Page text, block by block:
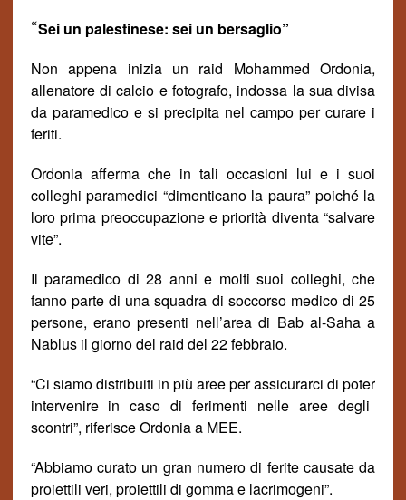
“Sei un palestinese: sei un bersaglio”
Non appena inizia un raid Mohammed Ordonia,
allenatore di calcio e fotografo, indossa la sua divisa
da paramedico e si precipita nel campo per curare i
feriti.
Ordonia afferma che in tali occasioni lui e i suoi
colleghi paramedici “dimenticano la paura” poiché la
loro prima preoccupazione e priorità diventa “salvare
vite”.
Il paramedico di 28 anni e molti suoi colleghi, che
fanno parte di una squadra di soccorso medico di 25
persone, erano presenti nell’area di Bab al-Saha a
Nablus il giorno del raid del 22 febbraio.
“Ci siamo distribuiti in più aree per assicurarci di poter
intervenire in caso di ferimenti nelle aree degli
scontri”, riferisce Ordonia a MEE.
“Abbiamo curato un gran numero di ferite causate da
proiettili veri, proiettili di gomma e lacrimogeni”.